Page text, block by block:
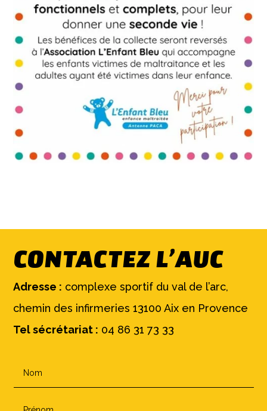
CONTACTEZ L’AUC
Adresse : complexe sportif du val de l’arc,
chemin des infirmeries 13100 Aix en Provence
Tel sécrétariat : 04 86 31 73 33